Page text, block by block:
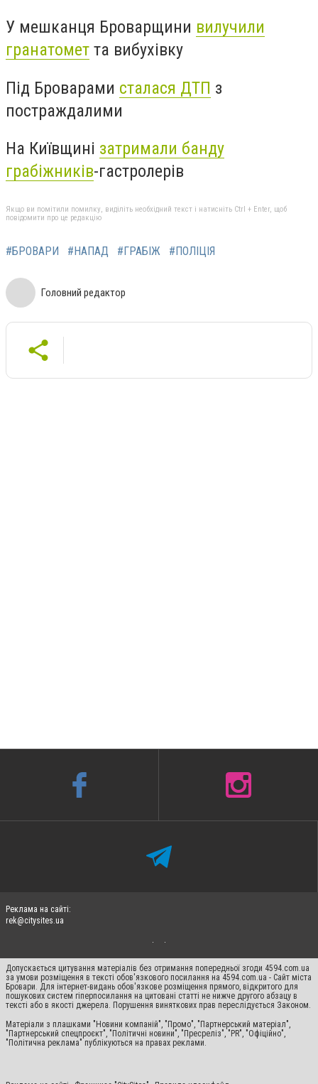
У мешканця Броварщини вилучили
гранатомет та вибухівку
Під Броварами сталася ДТП з
постраждалими
На Київщині затримали банду
грабіжників-гастролерів
Якщо ви помітили помилку, виділіть необхідний текст і натисніть Ctrl + Enter, щоб
повідомити про це редакцію
#БРОВАРИ #НАПАД #ГРАБІЖ #ПОЛІЦІЯ
Головний редактор
Реклама на сайті:
rek@citysites.ua
Допускається цитування матеріалів без отримання попередньої згоди 4594.com.ua
за умови розміщення в тексті обов'язкового посилання на 4594.com.ua - Сайт міста
Бровари. Для інтернет-видань обов'язкове розміщення прямого, відкритого для
пошукових систем гіперпосилання на цитовані статті не нижче другого абзацу в
тексті або в якості джерела. Порушення виняткових прав переслідується Законом.
Матеріали з плашками "Новини компаній", "Промо", "Партнерський матеріал",
"Партнерський спецпроєкт", "Політичні новини", "Пресреліз", "PR", "Офіційно",
"Політична реклама" публікуються на правах реклами.